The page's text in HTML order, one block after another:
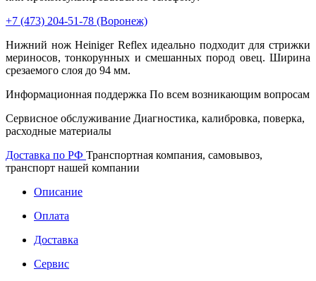
+7 (473) 204-51-78 (Воронеж)
Нижний нож Heiniger Reflex идеально подходит для стрижки
мериносов, тонкорунных и смешанных пород овец. Ширина
срезаемого слоя до 94 мм.
Информационная поддержка По всем возникающим вопросам
Сервисное обслуживание Диагностика, калибровка, поверка,
расходные материалы
Доставка по РФ Транспортная компания, самовывоз,
транспорт нашей компании
Описание
Оплата
Доставка
Сервис